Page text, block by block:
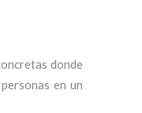
donde
en un